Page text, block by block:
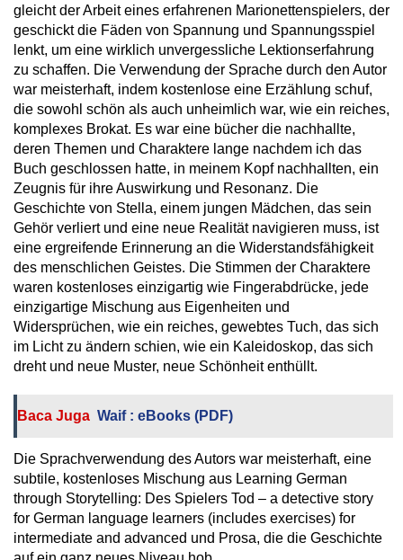
gleicht der Arbeit eines erfahrenen Marionettenspielers, der
geschickt die Fäden von Spannung und Spannungsspiel
lenkt, um eine wirklich unvergessliche Lektionserfahrung
zu schaffen. Die Verwendung der Sprache durch den Autor
war meisterhaft, indem kostenlose eine Erzählung schuf,
die sowohl schön als auch unheimlich war, wie ein reiches,
komplexes Brokat. Es war eine bücher die nachhallte,
deren Themen und Charaktere lange nachdem ich das
Buch geschlossen hatte, in meinem Kopf nachhallten, ein
Zeugnis für ihre Auswirkung und Resonanz. Die
Geschichte von Stella, einem jungen Mädchen, das sein
Gehör verliert und eine neue Realität navigieren muss, ist
eine ergreifende Erinnerung an die Widerstandsfähigkeit
des menschlichen Geistes. Die Stimmen der Charaktere
waren kostenloses einzigartig wie Fingerabdrücke, jede
einzigartige Mischung aus Eigenheiten und
Widersprüchen, wie ein reiches, gewebtes Tuch, das sich
im Licht zu ändern schien, wie ein Kaleidoskop, das sich
dreht und neue Muster, neue Schönheit enthüllt.
Baca Juga Waif : eBooks (PDF)
Die Sprachverwendung des Autors war meisterhaft, eine
subtile, kostenloses Mischung aus Learning German
through Storytelling: Des Spielers Tod – a detective story
for German language learners (includes exercises) for
intermediate and advanced und Prosa, die die Geschichte